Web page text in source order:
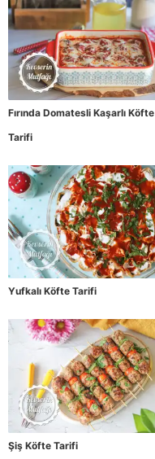
Fırında Domatesli Kaşarlı Köfte
Tarifi
Yufkalı Köfte Tarifi
Şiş Köfte Tarifi